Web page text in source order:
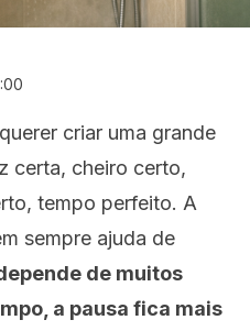
criar uma grande
certa, cheiro certo,
tempo perfeito. A
sempre ajuda de
de muitos
a pausa fica mais